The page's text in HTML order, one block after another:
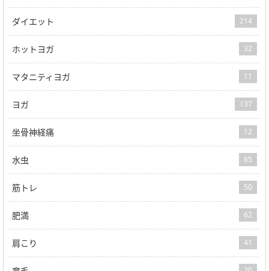
ダイエット 214
ホットヨガ 32
マタニティヨガ 11
ヨガ 137
坐骨神経痛 12
水虫 65
筋トレ 50
肥満 62
肩こり 41